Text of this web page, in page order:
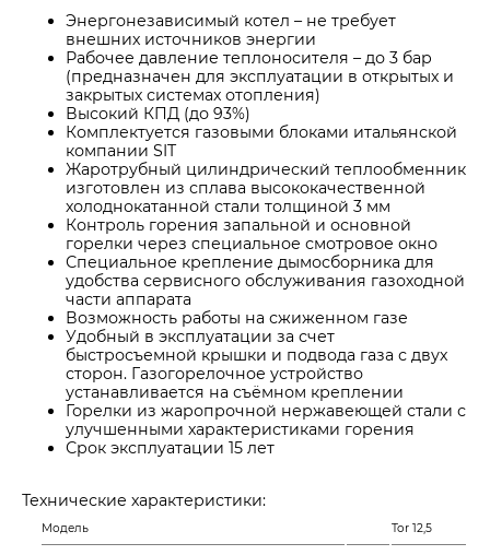
Энергонезависимый котел – не требует
внешних источников энергии
Рабочее давление теплоносителя – до 3 бар
(предназначен для эксплуатации в открытых и
закрытых системах отопления)
Высокий КПД (до 93%)
Комплектуется газовыми блоками итальянской
компании SIT
Жаротрубный цилиндрический теплообменник
изготовлен из сплава высококачественной
холоднокатанной стали толщиной 3 мм
Контроль горения запальной и основной
горелки через специальное смотровое окно
Специальное крепление дымосборника для
удобства сервисного обслуживания газоходной
части аппарата
Возможность работы на сжиженном газе
Удобный в эксплуатации за счет
быстросъемной крышки и подвода газа с двух
сторон. Газогорелочное устройство
устанавливается на съёмном креплении
Горелки из жаропрочной нержавеющей стали с
улучшенными характеристиками горения
Срок эксплуатации 15 лет
Технические характеристики:
Модель Tor 12,5